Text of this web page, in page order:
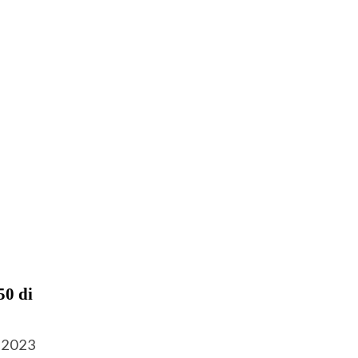
di
2023